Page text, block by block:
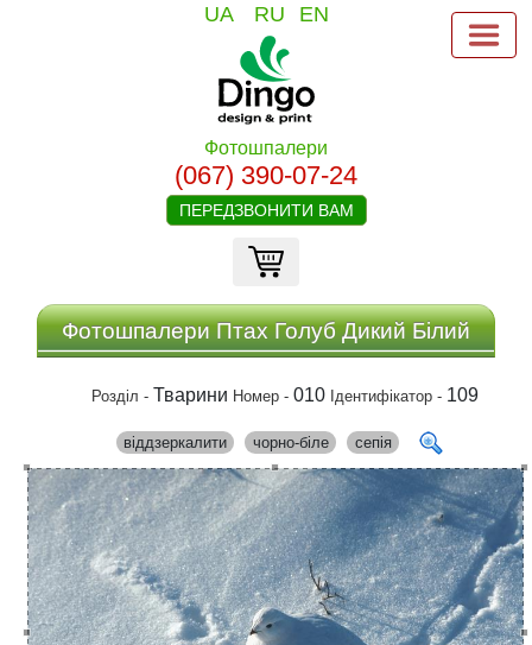
UA RU EN
Фотошпалери
(067) 390-07-24
ПЕРЕДЗВОНИТИ ВАМ
Фотошпалери Птах Голуб Дикий Білий
Розділ - Тварини Номер - 010 Ідентифікатор - 109
віддзеркалити чорно-біле сепія